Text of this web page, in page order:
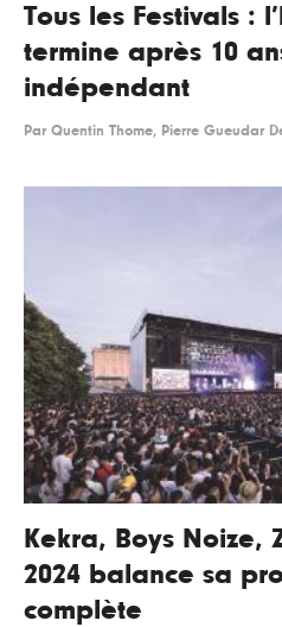
Tous les Festivals :
termine après 10
indépendant
Par Quentin Thome, Pierre Gueudar
Kekra, Boys Noize,
2024 balance sa
complète